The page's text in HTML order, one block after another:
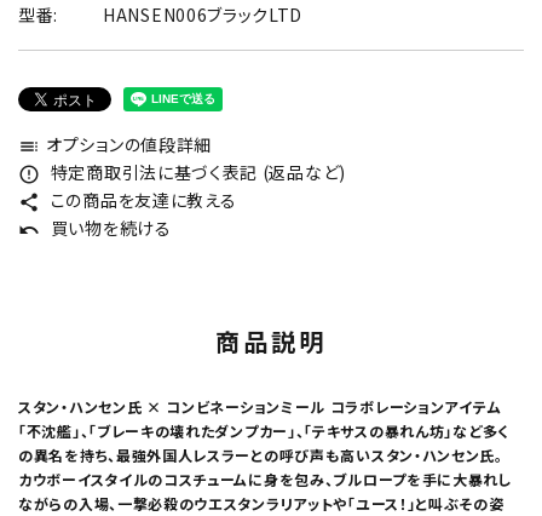
型番: HANSEN006ブラックLTD
toc オプションの値段詳細
error_outline 特定商取引法に基づく表記 (返品など)
share この商品を友達に教える
undo 買い物を続ける
商品説明
スタン・ハンセン氏 × コンビネーションミール コラボレーションアイテム
「不沈艦」、「ブレーキの壊れたダンプカー」、「テキサスの暴れん坊」など多く
の異名を持ち、最強外国人レスラーとの呼び声も高いスタン・ハンセン氏。
カウボーイスタイルのコスチュームに身を包み、ブルロープを手に大暴れし
ながらの入場、一撃必殺のウエスタンラリアットや「ユース！」と叫ぶその姿